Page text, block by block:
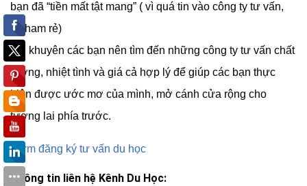
bạn đã “tiền mất tật mang” ( vì quá tin vào công ty tư vấn,
và ham rẻ)
Tôi khuyên các bạn nên tìm đến những công ty tư vấn chất
lượng, nhiệt tình và giá cả hợp lý để giúp các bạn thực
hiện được ước mơ của mình, mở cánh cửa rộng cho
tương lai phía trước.
Form đăng ký tư vấn du học
Thông tin liên hệ Kênh Du Học: